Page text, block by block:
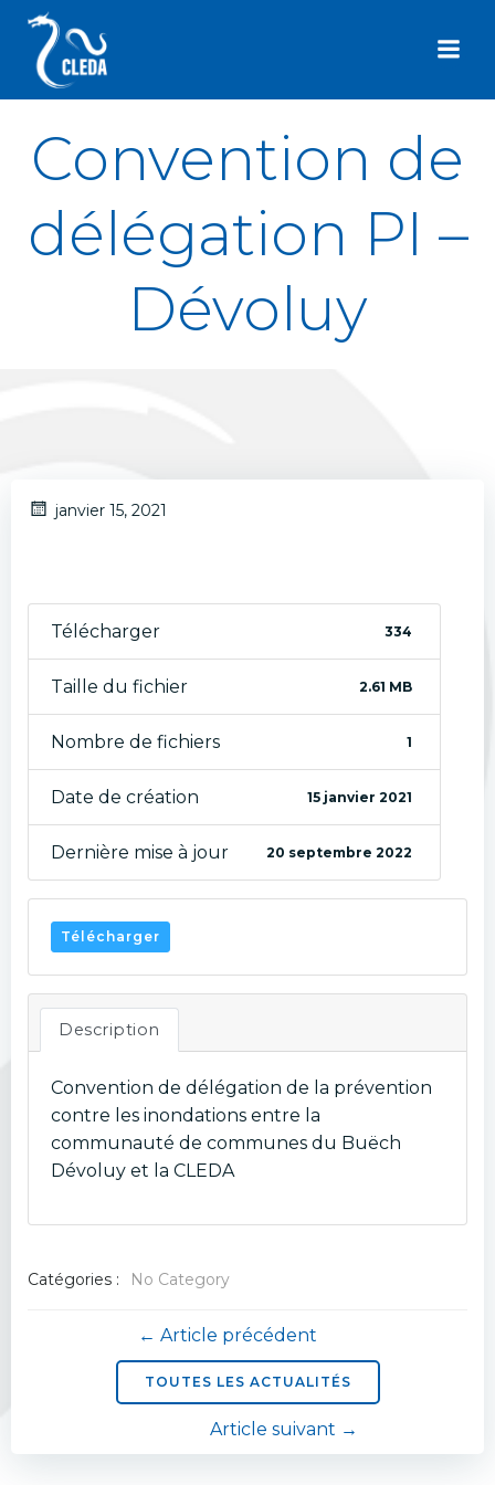
Convention de
délégation PI –
Dévoluy
janvier 15, 2021
Télécharger 334
Taille du fichier 2.61 MB
Nombre de fichiers 1
Date de création 15 janvier 2021
Dernière mise à jour 20 septembre 2022
Télécharger
Description
Convention de délégation de la prévention
contre les inondations entre la
communauté de communes du Buëch
Dévoluy et la CLEDA
Catégories : No Category
Navigation
de
l’article
← Article précédent
TOUTES LES ACTUALITÉS
Navigation
Article suivant →